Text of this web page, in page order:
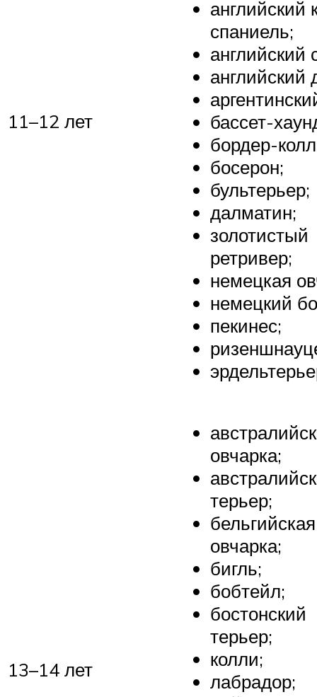
11–12 лет
английский
спаниель;
английский
английский
бассет-
бордер-
босерон;
бультерьер;
далматин;
золотистый
ретривер;
немецкая
немецкий
пекинес;
13–14 лет
овчарка;
терьер;
бельгийская
овчарка;
бигль;
бобтейл;
бостонский
терьер;
колли;
лабрадор;